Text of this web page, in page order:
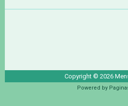
Copyright © 2026
Powered by